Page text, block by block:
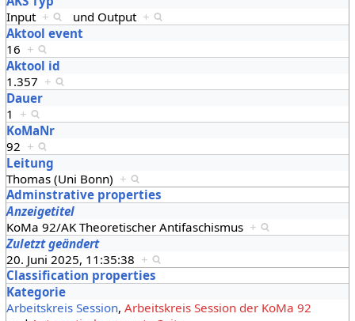
Input + und Output +
Aktool event
16 +
Aktool id
1.357 +
Dauer
1 +
KoMaNr
92 +
Leitung
Thomas (Uni Bonn) +
Adminstrative properties
Anzeigetitel
KoMa 92/AK Theoretischer Antifaschismus +
Zuletzt geändert
20. Juni 2025, 11:35:38 +
Classification properties
Kategorie
Arbeitskreis Session, Arbeitskreis Session der KoMa 92